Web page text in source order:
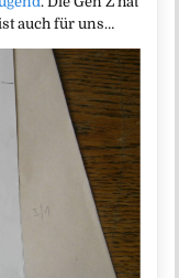
auch für uns…